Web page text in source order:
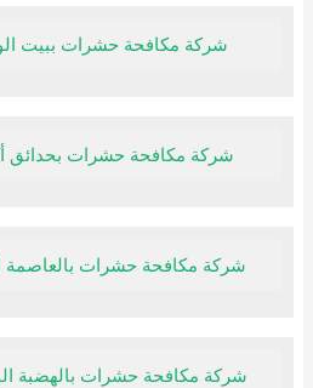
شركة مكافحة حشرات ببيت الوطن
شركة مكافحة حشرات بحدائق أكتوبر
شركة مكافحة حشرات بالعاصمة الإدارية
شركة مكافحة حشرات بالهضبة الوسطى